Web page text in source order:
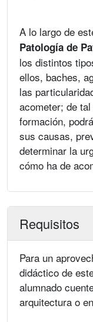
A lo largo de
Patología de
los distintos
ellos, baches,
las
acometer; de
formación,
sus causas,
determinar la
cómo ha de
Requisitos
Para un
didáctico de
alumnado
arquitectura o